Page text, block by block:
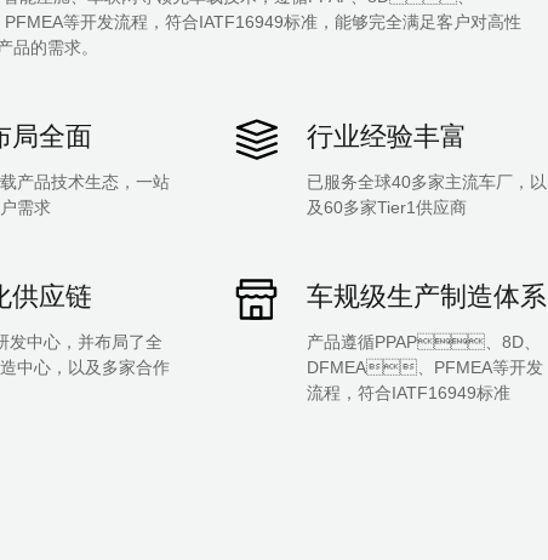
等开发流程，符合IATF16949标准，能够完全满足客户对高性
产品的需求。
局全面
产品技术生态，一站
需求
行业经验丰富
已服务全球40多家主流车厂，以
及60多家Tier1供应商
供应链
中心，并布局了全
中心，以及多家合作
车规级生产制造体系
产品遵循PPAP、8D、
DFMEA、PFMEA等开发
流程，符合IATF16949标准